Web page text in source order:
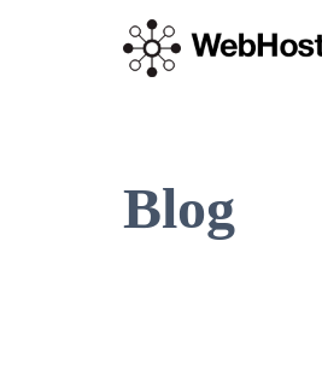
Blog